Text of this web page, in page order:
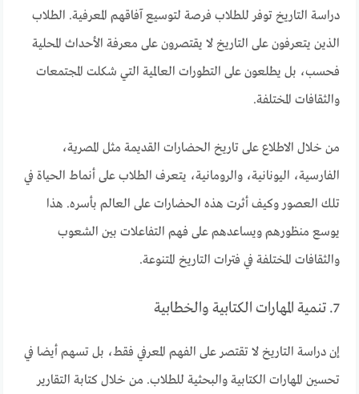
دراسة التاريخ توفر للطلاب فرصة لتوسيع آفاقهم المعرفية. الطلاب
الذين يتعرفون على التاريخ لا يقتصرون على معرفة الأحداث المحلية
فحسب، بل يطلعون على التطورات العالمية التي شكلت المجتمعات
والثقافات المختلفة.
من خلال الاطلاع على تاريخ الحضارات القديمة مثل المصرية،
الفارسية، اليونانية، والرومانية، يتعرف الطلاب على أنماط الحياة في
تلك العصور وكيف أثرت هذه الحضارات على العالم بأسره. هذا
يوسع منظورهم ويساعدهم على فهم التفاعلات بين الشعوب
والثقافات المختلفة في فترات التاريخ المتنوعة.
7. تنمية المهارات الكتابية والخطابية
إن دراسة التاريخ لا تقتصر على الفهم المعرفي فقط، بل تسهم أيضا في
تحسين المهارات الكتابية والبحثية للطلاب. من خلال كتابة التقارير